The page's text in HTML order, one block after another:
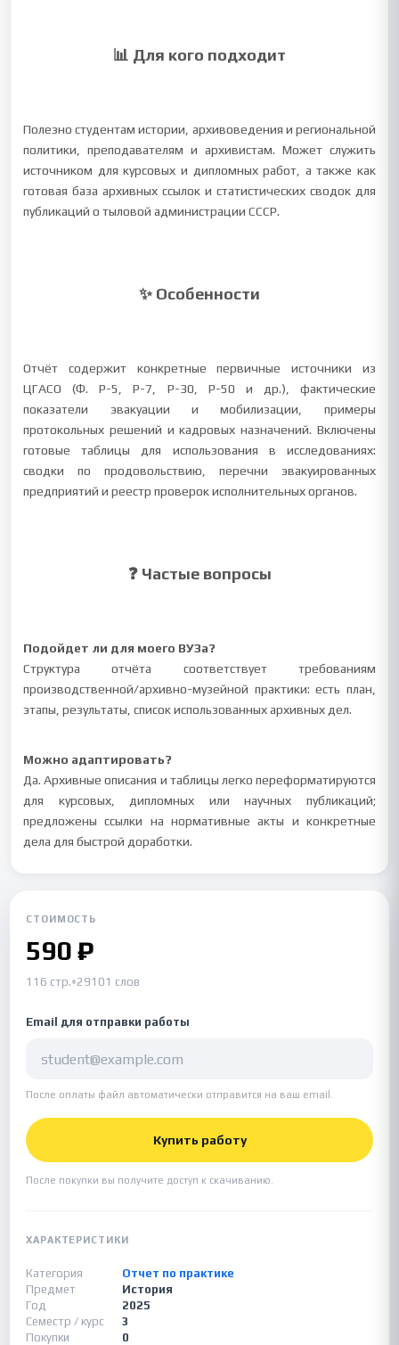
📊 Для кого подходит
Полезно студентам истории, архивоведения и региональной
политики, преподавателям и архивистам. Может служить
источником для курсовых и дипломных работ, а также как
готовая база архивных ссылок и статистических сводок для
публикаций о тыловой администрации СССР.
✨ Особенности
Отчёт содержит конкретные первичные источники из
ЦГАСО (Ф. Р-5, Р-7, Р-30, Р-50 и др.), фактические
показатели эвакуации и мобилизации, примеры
протокольных решений и кадровых назначений. Включены
готовые таблицы для использования в исследованиях:
сводки по продовольствию, перечни эвакуированных
предприятий и реестр проверок исполнительных органов.
❓ Частые вопросы
Подойдет ли для моего ВУЗа?
Структура отчёта соответствует требованиям
производственной/архивно-музейной практики: есть план,
этапы, результаты, список использованных архивных дел.
Можно адаптировать?
Да. Архивные описания и таблицы легко переформатируются
для курсовых, дипломных или научных публикаций;
предложены ссылки на нормативные акты и конкретные
дела для быстрой доработки.
СТОИМОСТЬ
590 ₽
116 стр.•29101 слов
Email для отправки работы
После оплаты файл автоматически отправится на ваш email.
Купить работу
После покупки вы получите доступ к скачиванию.
ХАРАКТЕРИСТИКИ
Категория
Отчет по практике
Предмет
История
Год
2025
Семестр / курс
3
Покупки
0